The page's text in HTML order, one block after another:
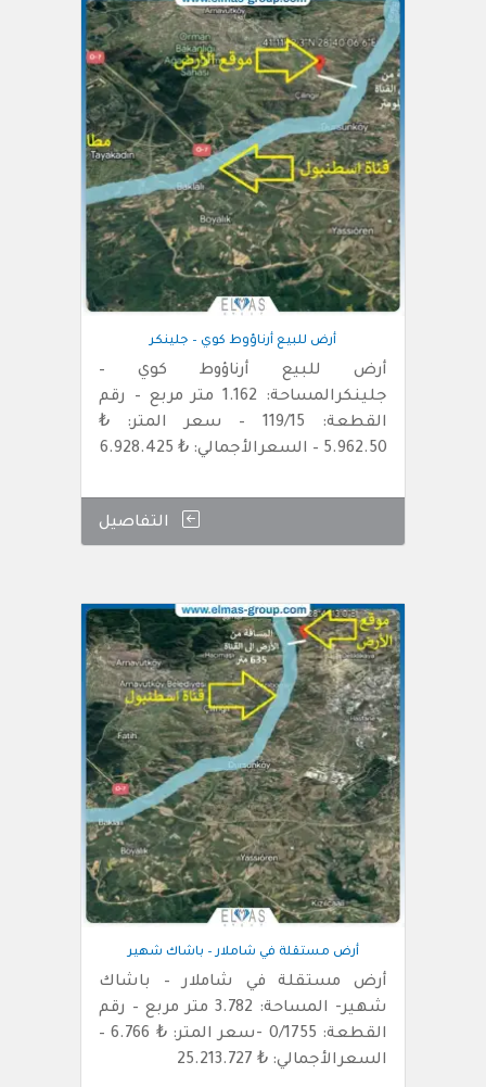
أرض للبيع أرناؤوط كوي – جلينكر
أرض للبيع أرناؤوط كوي –
جلينكرالمساحة: 1.162 متر مربع – رقم
القطعة: 119/15 – سعر المتر: ₺
5.962.50 – السعرالأجمالي: ₺ 6.928.425
التفاصيل
أرض مستقلة في شاملار – باشاك شهير
أرض مستقلة في شاملار – باشاك
شهير- المساحة: 3.782 متر مربع – رقم
القطعة: 0/1755 -سعر المتر: ₺ 6.766 –
السعرالأجمالي: ₺ 25.213.727